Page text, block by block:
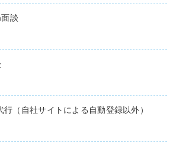
談
（自社サイトによる自動登録以外）